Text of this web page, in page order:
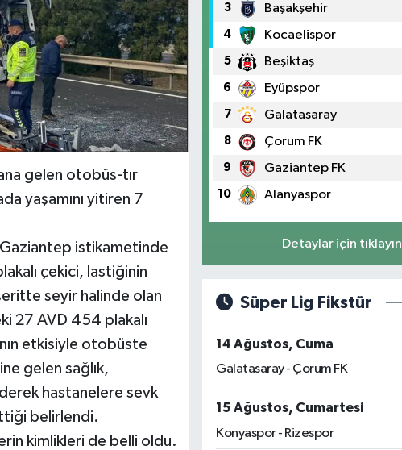
gelen otobüs-tır
yaşamını yitiren 7
istikametinde
çekici, lastiğinin
seyir halinde olan
27 AVD 454 plakalı
etkisiyle otobüste
gelen sağlık,
hastanelere sevk
belirlendi.
kimlikleri de belli oldu.
3 Başakşehir
4 Kocaelispor
5 Beşiktaş
6 Eyüpspor
7 Galatasaray
8 Çorum FK
9 Gaziantep FK
10 Alanyaspor
Detaylar için tıklayın
Süper Lig Fikstür
14 Ağustos, Cuma
Galatasaray - Çorum FK
15 Ağustos, Cumartesi
Konyaspor - Rizespor